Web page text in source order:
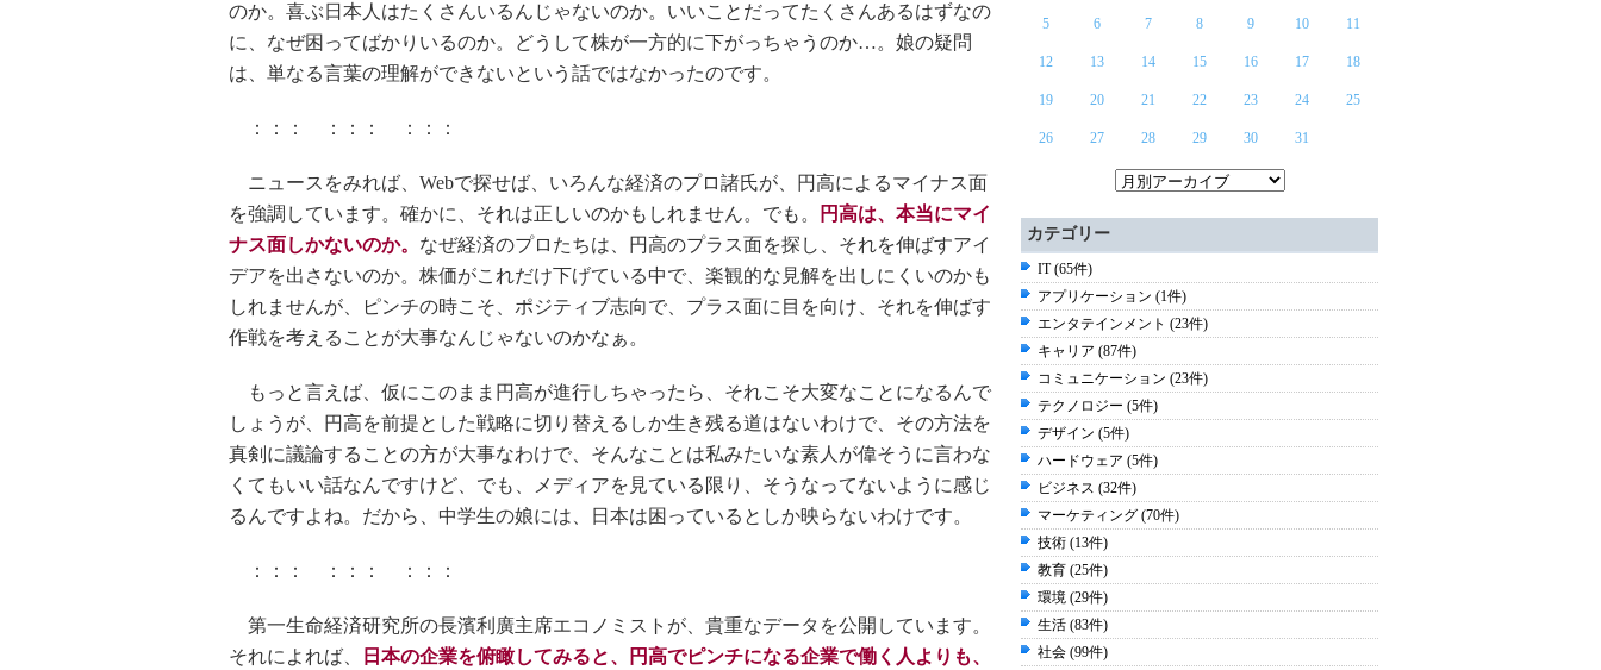
のか。喜ぶ日本人はたくさんいるんじゃないのか。いいことだってたくさんあるはずなの
に、なぜ困ってばかりいるのか。どうして株が一方的に下がっちゃうのか…。娘の疑問
は、単なる言葉の理解ができないという話ではなかったのです。
：：： ：：： ：：：
ニュースをみれば、Webで探せば、いろんな経済のプロ諸氏が、円高によるマイナス面
を強調しています。確かに、それは正しいのかもしれません。でも。
円高は、本当にマイ
ナス面しかないのか。 なぜ経済のプロたちは、円高のプラス面を探し、それを伸ばすアイ
デアを出さないのか。株価がこれだけ下げている中で、楽観的な見解を出しにくいのかも
しれませんが、ピンチの時こそ、ポジティブ志向で、プラス面に目を向け、それを伸ばす
作戦を考えることが大事なんじゃないのかなぁ。
もっと言えば、仮にこのまま円高が進行しちゃったら、それこそ大変なことになるんで
しょうが、円高を前提とした戦略に切り替えるしか生き残る道はないわけで、その方法を
真剣に議論することの方が大事なわけで、そんなことは私みたいな素人が偉そうに言わな
くてもいい話なんですけど、でも、メディアを見ている限り、そうなってないように感じ
るんですよね。だから、中学生の娘には、日本は困っているとしか映らないわけです。
：：： ：：： ：：：
第一生命経済研究所の長濱利廣主席エコノミストが、貴重なデータを公開しています。
それによれば、
日本の企業を俯瞰してみると、円高でピンチになる企業で働く人よりも、
5 6 7 8 9 10 11
12 13 14 15 16 17 18
19 20 21 22 23 24 25
26 27 28 29 30 31
カテゴリー
IT (65件)
アプリケーション (1件)
エンタテインメント (23件)
キャリア (87件)
コミュニケーション (23件)
テクノロジー (5件)
デザイン (5件)
ハードウェア (5件)
ビジネス (32件)
マーケティング (70件)
技術 (13件)
教育 (25件)
環境 (29件)
生活 (83件)
社会 (99件)